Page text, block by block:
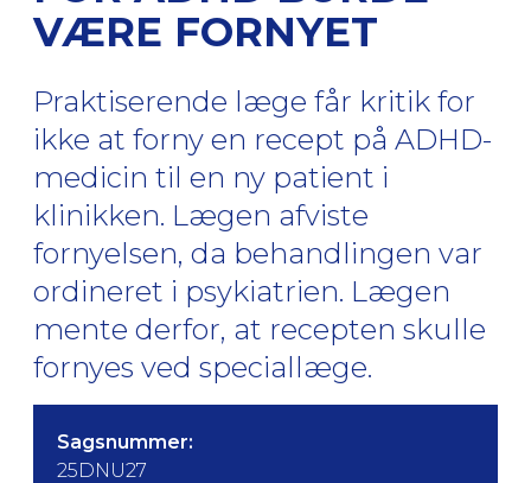
VÆRE FORNYET
Praktiserende læge får kritik for
ikke at forny en recept på ADHD-
medicin til en ny patient i
klinikken. Lægen afviste
fornyelsen, da behandlingen var
ordineret i psykiatrien. Lægen
mente derfor, at recepten skulle
fornyes ved speciallæge.
Sagsnummer:
25DNU27